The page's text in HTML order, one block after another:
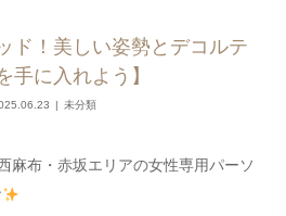
ド！美しい姿勢とデコルテ
手に入れよう】
未分類
麻布・赤坂エリアの女性専用パーソ